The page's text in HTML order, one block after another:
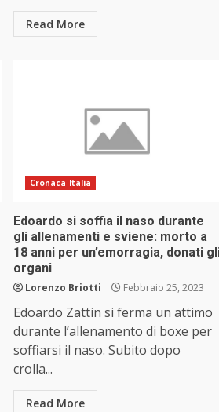
Read More
Cronaca Italia
Edoardo si soffia il naso durante
gli allenamenti e sviene: morto a
18 anni per un’emorragia, donati
organi
Lorenzo Briotti Febbraio 25, 2023
Edoardo Zattin si ferma un attimo
durante l’allenamento di boxe per
soffiarsi il naso. Subito dopo
crolla...
Read More